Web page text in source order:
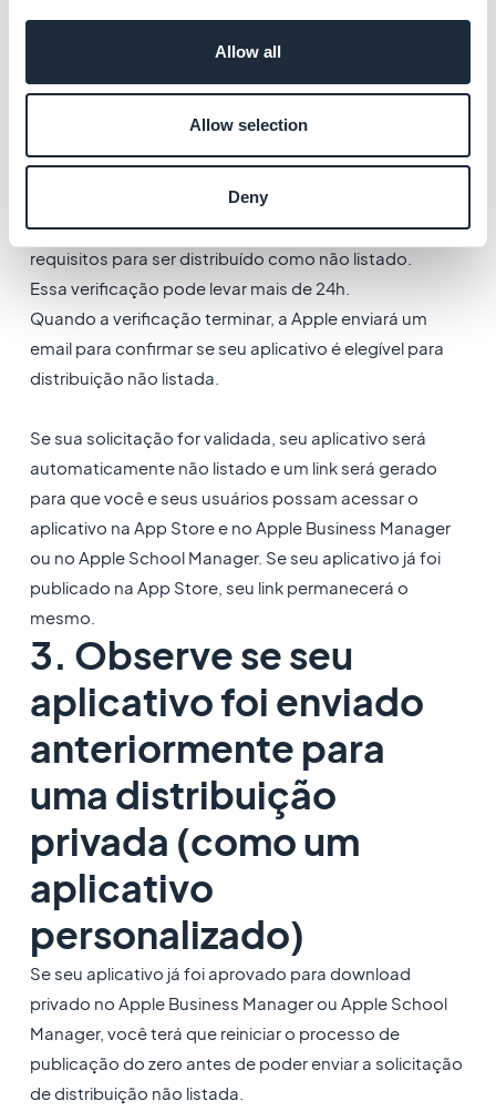
Allow all
Allow selection
Deny
3. Preencha todos os campos do formulário
Você pode recuperar seunúmero de App ID
4. Valide o formulário
A Apple verificará se seu aplicativo atende a todos os
requisitos para ser distribuído como não listado.
Essa verificação pode levar mais de 24h.
Quando a verificação terminar, a Apple enviará um
email para confirmar se seu aplicativo é elegível para
distribuição não listada.
Se sua solicitação for validada, seu aplicativo será
automaticamente não listado e um link será gerado
para que você e seus usuários possam acessar o
aplicativo na App Store e no Apple Business Manager
ou no Apple School Manager. Se seu aplicativo já foi
publicado na App Store, seu link permanecerá o
mesmo.
3. Observe se seu
aplicativo foi enviado
anteriormente para
uma distribuição
privada (como um
aplicativo
personalizado)
Se seu aplicativo já foi aprovado para download
privado no Apple Business Manager ou Apple School
Manager, você terá que reiniciar o processo de
publicação do zero antes de poder enviar a solicitação
de distribuição não listada.